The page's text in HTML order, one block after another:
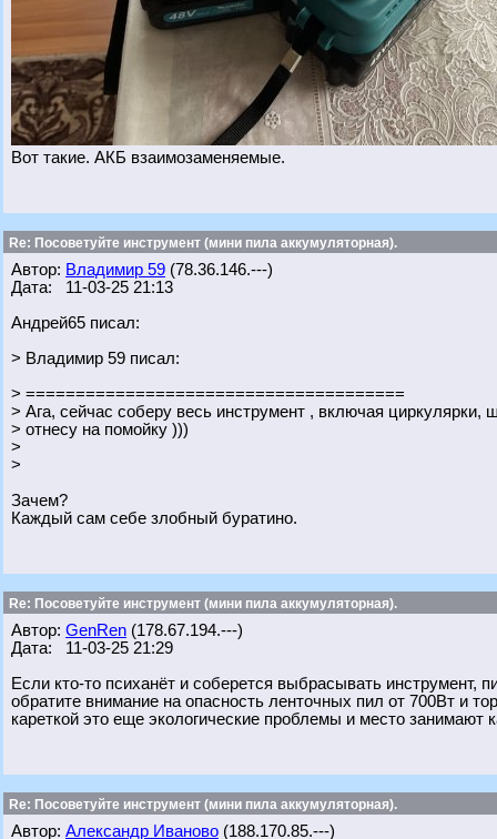
Вот такие. АКБ взаимозаменяемые.
Re: Посоветуйте инструмент (мини пила аккумуляторная).
Автор: Владимир 59 (78.36.146.---)
Дата: 11-03-25 21:13
Андрей65 писал:
> Владимир 59 писал:
> ======================================
> Ага, сейчас соберу весь инструмент , включая циркулярки,
> отнесу на помойку )))
>
>
Зачем?
Каждый сам себе злобный буратино.
Re: Посоветуйте инструмент (мини пила аккумуляторная).
Автор: GenRen (178.67.194.---)
Дата: 11-03-25 21:29
Если кто-то психанёт и соберется выбрасывать
обратите внимание на опасность ленточных пил от 700Вт и
кареткой это еще экологические проблемы и место занимают
Re: Посоветуйте инструмент (мини пила аккумуляторная).
Автор: Александр Иваново (188.170.85.---)